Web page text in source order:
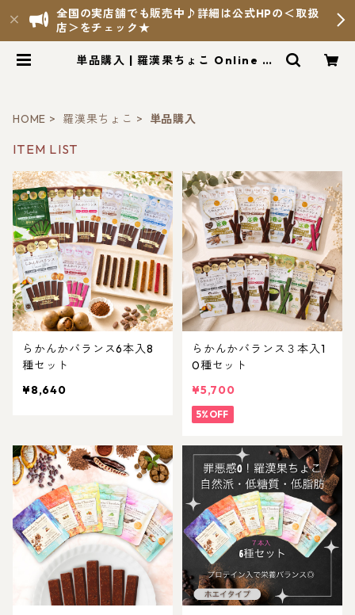
全国の実店舗でも販売中♪詳細は公式HPの＜取扱
店＞をチェック★
単品購入 | 羅漢果ちょこ Online Sh
HOME 羅漢果ちょこ 単品購入
ITEM LIST
らかんかバランス6本入8
種セット
¥8,640
らかんかバランス３本入1
0種セット
¥5,700
5%OFF